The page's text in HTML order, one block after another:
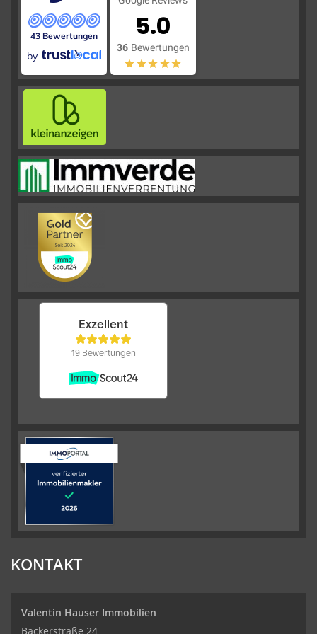
43 Bewertungen
by
5.0
36 Bewertungen
KONTAKT
Valentin Hauser Immobilien
Bäckerstraße 24